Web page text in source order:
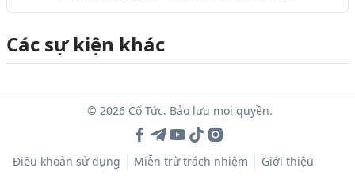
Các sự kiện khác
© 2026 Cổ Tức. Bảo lưu mọi quyền.
Điều khoản sử dụng Miễn trừ trách nhiệm Giới thiệu